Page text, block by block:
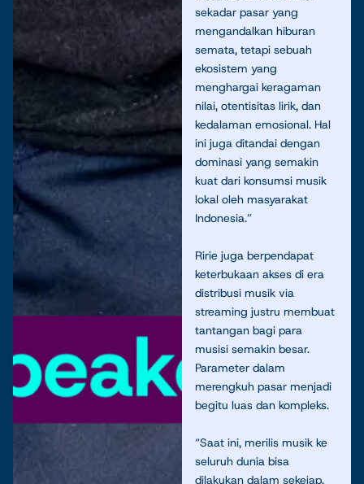
sekadar pasar yang
mengandalkan hiburan
semata, tetapi sebuah
ekosistem yang
menghargai keragaman
nilai, otentisitas lirik, dan
kedalaman emosional. Hal
ini juga ditandai dengan
dominasi yang semakin
kuat dari konsumsi musik
lokal oleh masyarakat
Indonesia.”
Ririe juga berpendapat
keterbukaan akses di era
distribusi musik via
streaming justru membuat
tantangan bagi para
musisi semakin besar.
Parameter dalam
merengkuh pasar menjadi
begitu luas dan kompleks.
“Saat ini, merilis musik ke
seluruh dunia bisa
dilakukan dalam sekejap.